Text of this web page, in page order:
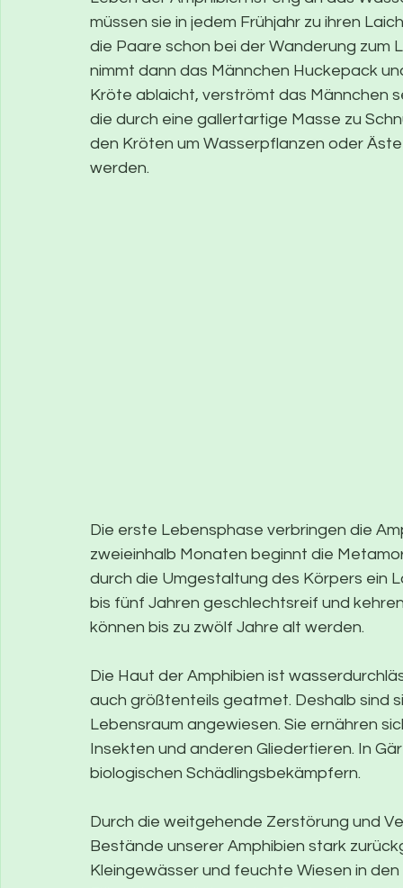
müssen sie in jedem Frühjahr zu ihren
die Paare schon bei der Wanderung
nimmt dann das Männchen Huckepack
Kröte ablaicht, verströmt das Männchen
die durch eine gallertartige Masse zu
den Kröten um Wasserpflanzen oder
werden.
Die erste Lebensphase verbringen die
zweieinhalb Monaten beginnt die
durch die Umgestaltung des Körpers ein
bis fünf Jahren geschlechtsreif und
können bis zu zwölf Jahre alt werden.
Die Haut der Amphibien ist
auch größtenteils geatmet. Deshalb sind
Lebensraum angewiesen. Sie ernähren
Insekten und anderen Gliedertieren. In
biologischen Schädlingsbekämpfern.
Durch die weitgehende Zerstörung und
Bestände unserer Amphibien stark
Kleingewässer und feuchte Wiesen in